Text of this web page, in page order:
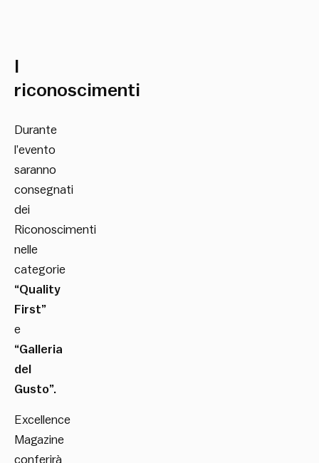
riconoscimenti
Durante
l’evento
saranno
consegnati
dei
Riconoscimenti
nelle
categorie
“Quality
First”
e
“Galleria
del
Gusto”.
Excellence
Magazine
conferirà